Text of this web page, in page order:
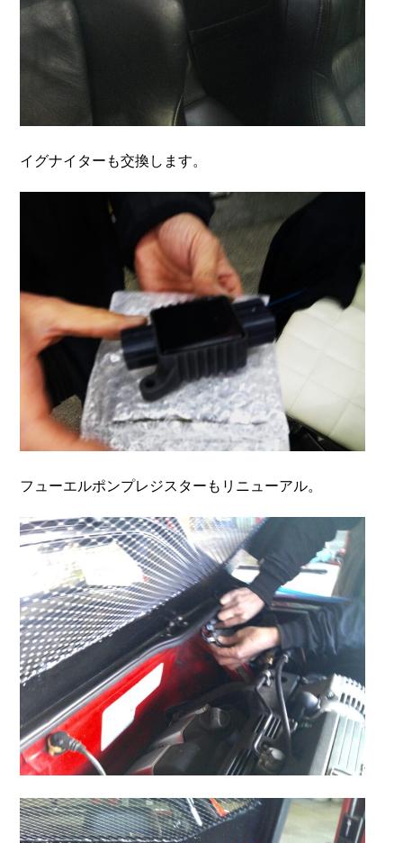
イグナイターも交換します。
フューエルポンプレジスターもリニューアル。